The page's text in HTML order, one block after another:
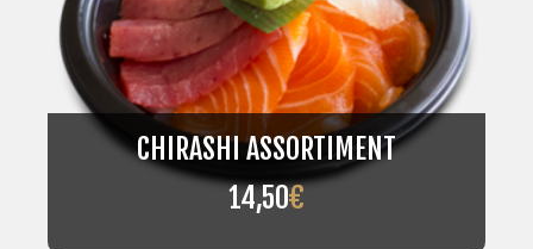
CHIRASHI ASSORTIMENT
14,50€